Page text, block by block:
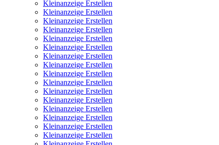
Kleinanzeige Erstellen
Kleinanzeige Erstellen
Kleinanzeige Erstellen
Kleinanzeige Erstellen
Kleinanzeige Erstellen
Kleinanzeige Erstellen
Kleinanzeige Erstellen
Kleinanzeige Erstellen
Kleinanzeige Erstellen
Kleinanzeige Erstellen
Kleinanzeige Erstellen
Kleinanzeige Erstellen
Kleinanzeige Erstellen
Kleinanzeige Erstellen
Kleinanzeige Erstellen
Kleinanzeige Erstellen